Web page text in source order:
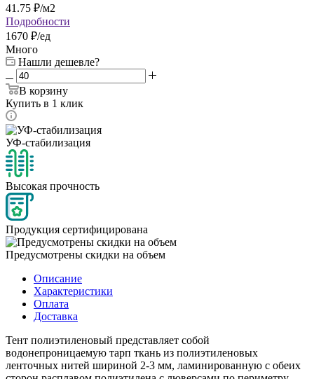
41.75 ₽/м2
Подробности
1670 ₽/ед
Много
Нашли дешевле?
В корзину
Купить в 1 клик
УФ-стабилизация
Высокая прочность
Продукция сертифицирована
Предусмотрены скидки на объем
Описание
Характеристики
Оплата
Доставка
Тент полиэтиленовый представляет собой
водонепроницаемую тарп ткань из полиэтиленовых
ленточных нитей шириной 2-3 мм, ламинированную с обеих